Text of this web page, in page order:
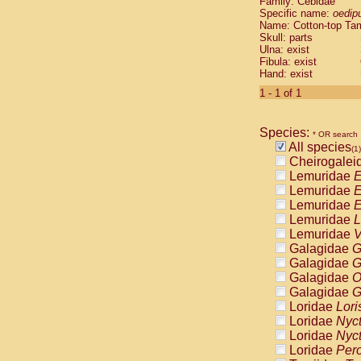
Cebidae
Cebidae
Cebidae
Cebidae
Cebidae
Cebidae
Cebidae
Cebidae
Cebidae
Cebidae
Cebidae
Cebidae
Atelidae
Atelidae
Atelidae
Atelidae
Atelidae
Atelidae
Atelidae
Atelidae
Atelidae
Atelidae
Pitheciidae
Specific name:
Name: Cotton-top
Skull: parts
Ulna: exist
Fibula: exist
Hand: exist
1 - 1 of 1
Species: * OR search
All species(1)
Lemuridae
Lemuridae
Lemuridae
Lemuridae
Lemuridae
Galagidae
Galagidae
Galagidae
Galagidae
Loridae
Loridae
Loridae
Loridae